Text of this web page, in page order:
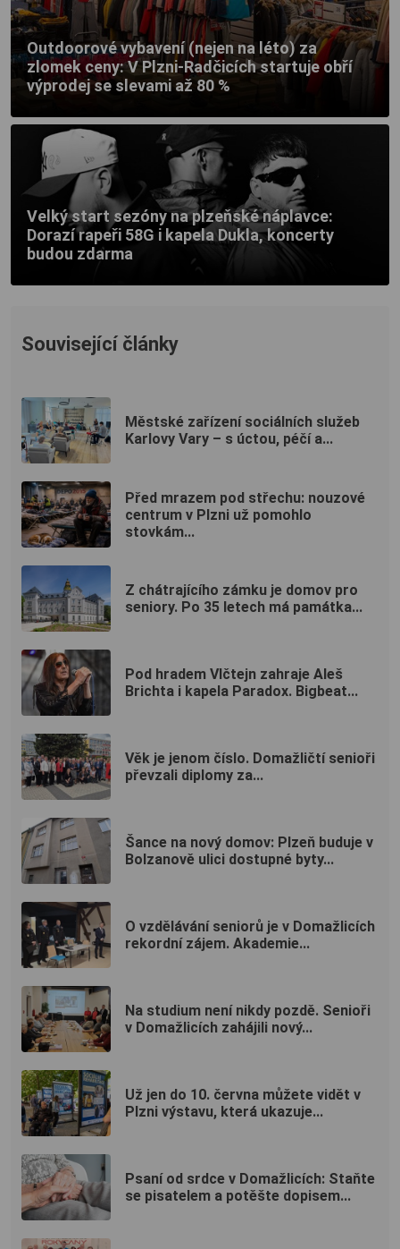
Outdoorové vybavení (nejen na léto) za
zlomek ceny: V Plzni-Radčicích startuje obří
výprodej se slevami až 80 %
Velký start sezóny na plzeňské náplavce:
Dorazí rapeři 58G i kapela Dukla, koncerty
budou zdarma
Související články
Městské zařízení sociálních služeb
Karlovy Vary – s úctou, péčí a...
Před mrazem pod střechu: nouzové
centrum v Plzni už pomohlo
stovkám...
Z chátrajícího zámku je domov pro
seniory. Po 35 letech má památka...
Pod hradem Vlčtejn zahraje Aleš
Brichta i kapela Paradox. Bigbeat...
Věk je jenom číslo. Domažličtí senioři
převzali diplomy za...
Šance na nový domov: Plzeň buduje v
Bolzanově ulici dostupné byty...
O vzdělávání seniorů je v Domažlicích
rekordní zájem. Akademie...
Na studium není nikdy pozdě. Senioři
v Domažlicích zahájili nový...
Už jen do 10. června můžete vidět v
Plzni výstavu, která ukazuje...
Psaní od srdce v Domažlicích: Staňte
se pisatelem a potěšte dopisem...